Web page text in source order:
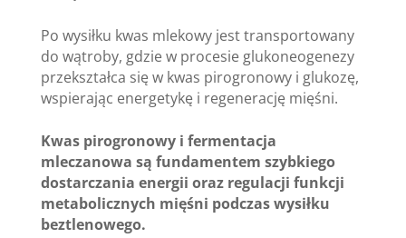
Po wysiłku kwas mlekowy jest transportowany
do wątroby, gdzie w procesie glukoneogenezy
przekształca się w kwas pirogronowy i glukozę,
wspierając energetykę i regenerację mięśni.
Kwas pirogronowy i fermentacja
mleczanowa są fundamentem szybkiego
dostarczania energii oraz regulacji funkcji
metabolicznych mięśni podczas wysiłku
beztlenowego.